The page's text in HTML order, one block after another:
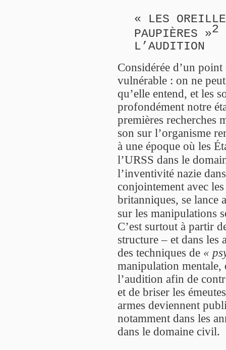
« LES
PAUPIÈRES »2
L’AUDITION
Considérée d’un
vulnérable : on ne
qu’elle entend, et les
profondément notre
premières recherches
son sur l’organisme
à une époque où les
l’URSS dans le
l’inventivité nazie
conjointement avec
britanniques, se lance
sur les manipulations
C’est surtout à partir
structure – et dans les
des techniques de «
manipulation mentale,
l’audition afin de
et de briser les
armes deviennent
notamment dans les
dans le domaine civil.